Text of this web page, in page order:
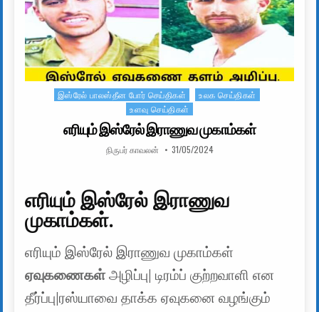
Posted in
இஸ்ரேல் பாலஸ்தீன போர் செய்திகள்
உலக செய்திகள்
உளவு செய்திகள்
எரியும் இஸ்ரேல் இராணுவ முகாம்கள்
AUTHOR:
நிருபர் காவலன் PUBLISHED DATE:
31/05/2024
எரியும் இஸ்ரேல் இராணுவ
முகாம்கள்.
எரியும் இஸ்ரேல் இராணுவ முகாம்கள்
ஏவுகணைகள்அழிப்பு| டிரம்ப் குற்றவாளி என
தீர்ப்பு|ரஸ்யாவை தாக்க ஏவுகனை வழங்கும்